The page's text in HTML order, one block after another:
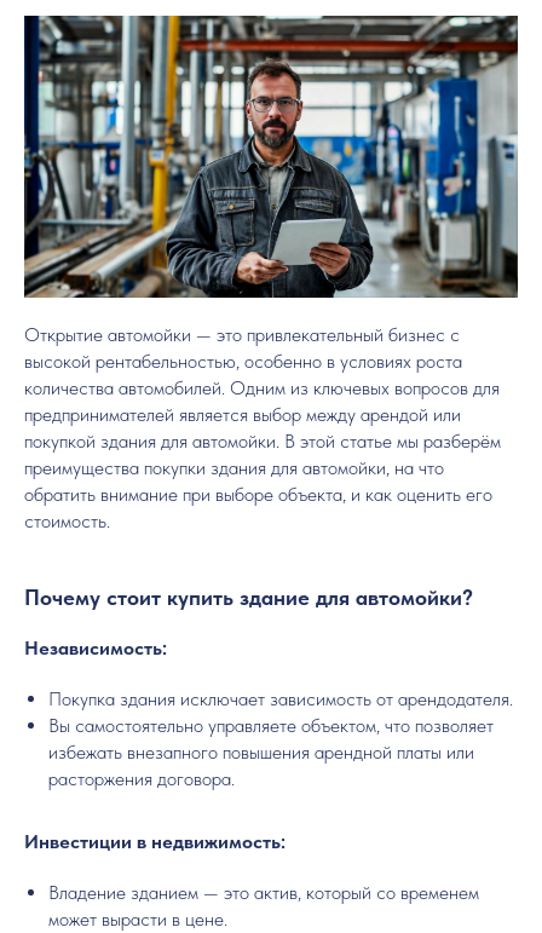
Открытие автомойки — это привлекательный бизнес с
высокой рентабельностью, особенно в условиях роста
количества автомобилей. Одним из ключевых вопросов для
предпринимателей является выбор между арендой или
покупкой здания для автомойки. В этой статье мы разберём
преимущества покупки здания для автомойки, на что
обратить внимание при выборе объекта, и как оценить его
стоимость.
Почему стоит купить здание для автомойки?
Независимость:
Покупка здания исключает зависимость от арендодателя.
Вы самостоятельно управляете объектом, что позволяет
избежать внезапного повышения арендной платы или
расторжения договора.
Инвестиции в недвижимость:
Владение зданием — это актив, который со временем
может вырасти в цене.